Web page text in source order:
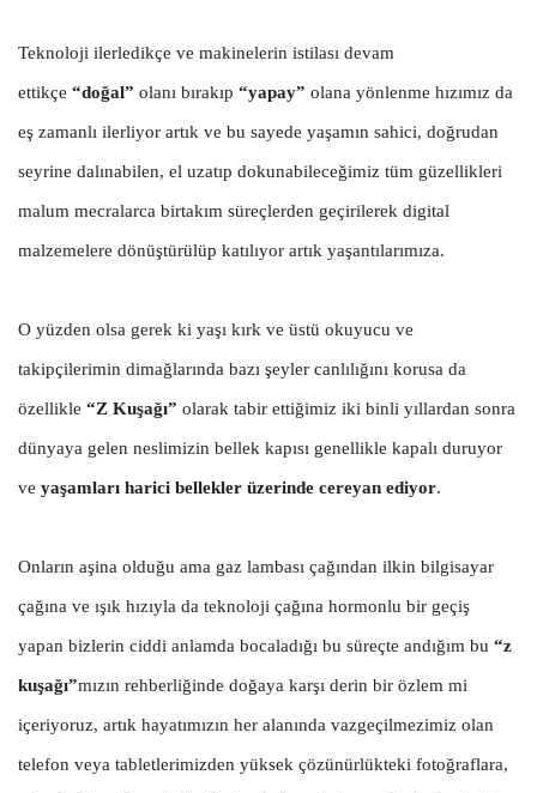
Teknoloji ilerledikçe ve makinelerin istilası devam
ettikçe “doğal” olanı bırakıp “yapay” olana yönlenme hızımız da
eş zamanlı ilerliyor artık ve bu sayede yaşamın sahici, doğrudan
seyrine dalınabilen, el uzatıp dokunabileceğimiz tüm güzellikleri
malum mecralarca birtakım süreçlerden geçirilerek digital
malzemelere dönüştürülüp katılıyor artık yaşantılarımıza.
O yüzden olsa gerek ki yaşı kırk ve üstü okuyucu ve
takipçilerimin dimağlarında bazı şeyler canlılığını korusa da
özellikle “Z Kuşağı” olarak tabir ettiğimiz iki binli yıllardan sonra
dünyaya gelen neslimizin bellek kapısı genellikle kapalı duruyor
ve yaşamları harici bellekler üzerinde cereyan ediyor.
Onların aşina olduğu ama gaz lambası çağından ilkin bilgisayar
çağına ve ışık hızıyla da teknoloji çağına hormonlu bir geçiş
yapan bizlerin ciddi anlamda bocaladığı bu süreçte andığım bu “z
kuşağı”mızın rehberliğinde doğaya karşı derin bir özlem mi
içeriyoruz, artık hayatımızın her alanında vazgeçilmezimiz olan
telefon veya tabletlerimizden yüksek çözünürlükteki fotoğraflara,